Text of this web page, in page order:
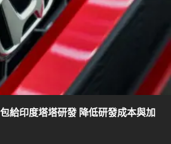
給印度塔塔研發 降低研發成本與加